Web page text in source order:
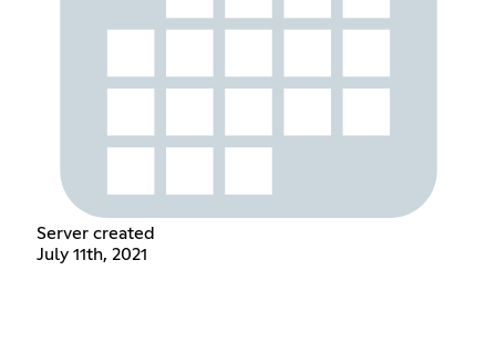
Server created
July 11th, 2021